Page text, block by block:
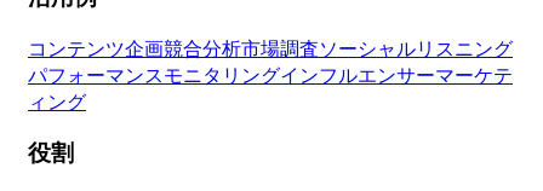
コンテンツ企画競合分析市場調査ソーシャルリスニング
パフォーマンスモニタリングインフルエンサーマーケテ
ィング
役割